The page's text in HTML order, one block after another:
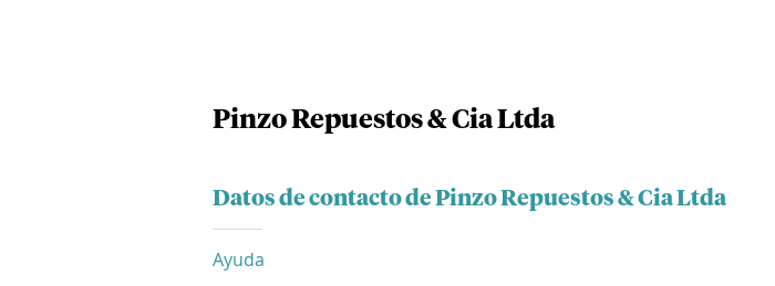
Pinzo Repuestos & Cia Ltda
Datos de contacto de Pinzo Repuestos & Cia Ltda
Ayuda